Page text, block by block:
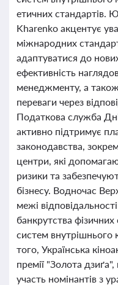
етичних стандартів.
Kharenko акцентує
міжнародних
адаптуватися до
ефективність
менеджменту, а
переваги через
Податкова служба
активно підтримує
законодавства,
центри, які
ризики та
бізнесу. Водночас
межі
банкрутства
систем
того, Українська
премії "Золота
участь номінантів з